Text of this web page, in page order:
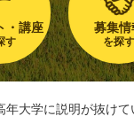
・講座
す
募集情
を探す
年大学に説明が抜けて